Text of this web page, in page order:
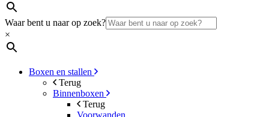
Waar bent u naar op zoek?
×
Boxen en stallen
Terug
Binnenboxen
Terug
Voorwanden